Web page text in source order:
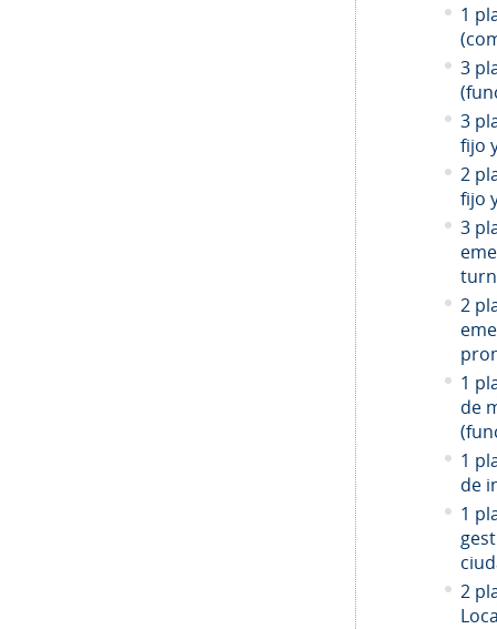
1
3
3
fijo
2
fijo
3
2
1
de
1
de
1
2